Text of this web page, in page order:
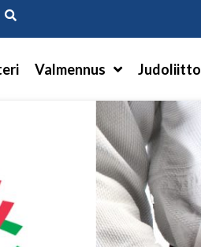
Valmennus Judoliitto